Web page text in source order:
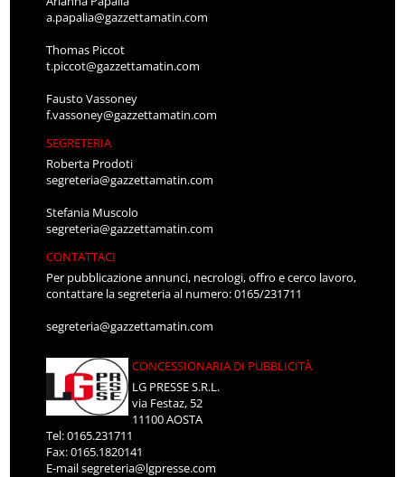
a.papalia@gazzettamatin.com
Thomas Piccot
t.piccot@gazzettamatin.com
Fausto Vassoney
f.vassoney@gazzettamatin.com
SEGRETERIA
Roberta Prodoti
segreteria@gazzettamatin.com
Stefania Muscolo
segreteria@gazzettamatin.com
CONTATTACI
Per pubblicazione annunci, necrologi, offro e cerco lavoro,
contattare la segreteria al numero: 0165/231711
segreteria@gazzettamatin.com
CONCESSIONARIA DI PUBBLICITÀ
LG PRESSE S.R.L.
via Festaz, 52
11100 AOSTA
Tel: 0165.231711
Fax: 0165.1820141
E-mailsegreteria@lgpresse.com